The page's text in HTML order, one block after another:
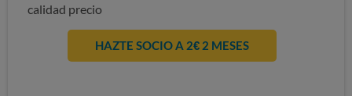
calidad precio
HAZTE SOCIO A 2€ 2 MESES